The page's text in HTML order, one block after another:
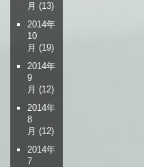
月 (13)
2014年
10
月 (19)
2014年
9
月 (12)
2014年
8
月 (12)
2014年
7